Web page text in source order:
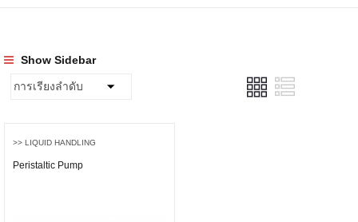
Show Sidebar
>> LIQUID HANDLING
Peristaltic Pump